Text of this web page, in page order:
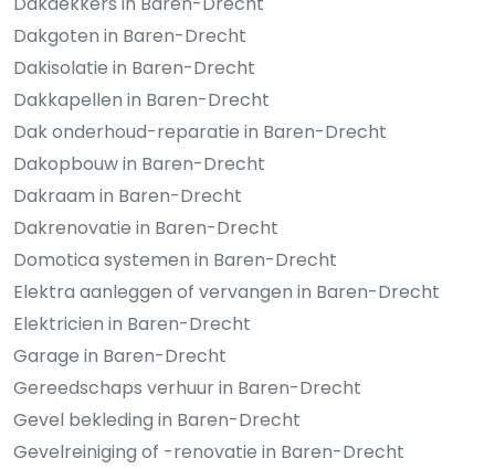
Dakgoten in Baren-Drecht
Dakisolatie in Baren-Drecht
Dakkapellen in Baren-Drecht
Dak onderhoud-reparatie in Baren-Drecht
Dakopbouw in Baren-Drecht
Dakraam in Baren-Drecht
Dakrenovatie in Baren-Drecht
Domotica systemen in Baren-Drecht
Elektra aanleggen of vervangen in Baren-Drecht
Elektricien in Baren-Drecht
Garage in Baren-Drecht
Gereedschaps verhuur in Baren-Drecht
Gevel bekleding in Baren-Drecht
Gevelreiniging of -renovatie in Baren-Drecht